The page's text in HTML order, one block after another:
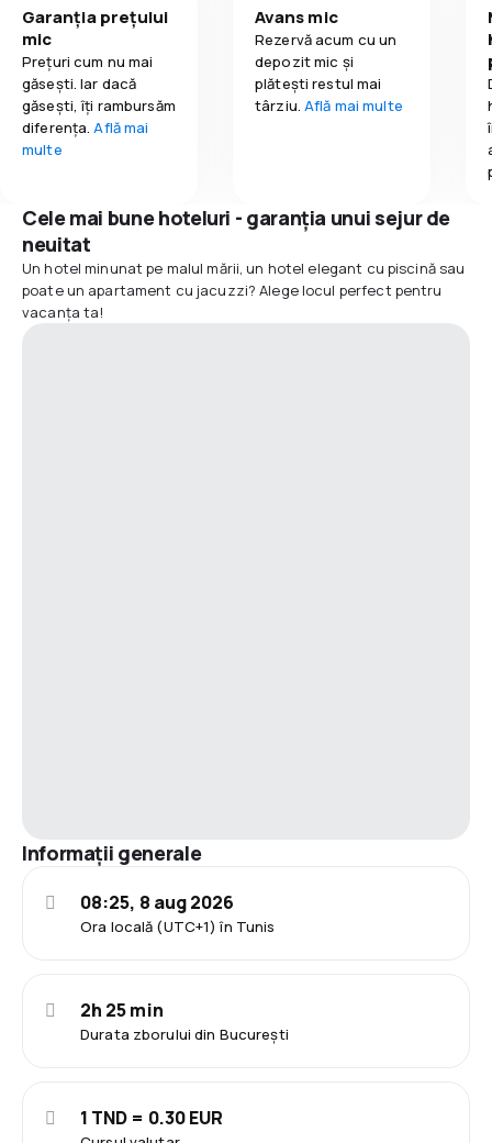
Garanția prețului
mic
Prețuri cum nu mai
găsești. Iar dacă
găseşti, îți rambursăm
diferența.Află mai
multe
Avans mic
Rezervă acum cu un
depozit mic și
plătești restul mai
târziu.Află mai multe
Cele mai bune hoteluri - garanția unui sejur de
neuitat
Un hotel minunat pe malul mării, un hotel elegant cu piscină sau
poate un apartament cu jacuzzi? Alege locul perfect pentru
vacanța ta!
Informații generale
Ora locală (UTC+1) în Tunis
08:25, 8 aug 2026
Durata zborului din București
2h 25 min
1 TND = 0.30 EUR